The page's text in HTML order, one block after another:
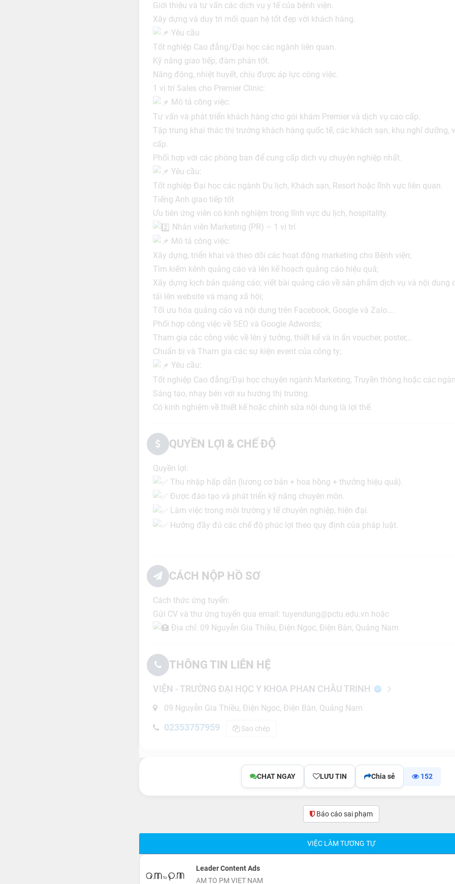
Giới thiệu và tư vấn các dịch vụ y tế của bệnh viện.
Xây dựng và duy trì mối quan hệ tốt đẹp với khách hàng.
Yêu cầu
Tốt nghiệp Cao đẳng/Đại học các ngành liên quan.
Kỹ năng giao tiếp, đàm phán tốt.
Năng động, nhiệt huyết, chịu được áp lực công việc.
1 vị trí Sales cho Premier Clinic:
Mô tả công việc:
Tư vấn và phát triển khách hàng cho gói khám Premier và dịch vụ cao cấp.
Tập trung khai thác thị trường khách hàng quốc tế, các khách sạn, khu nghỉ dưỡng,
cấp.
Phối hợp với các phòng ban để cung cấp dịch vụ chuyên nghiệp nhất.
Yêu cầu:
Tốt nghiệp Đại học các ngành Du lịch, Khách sạn, Resort hoặc lĩnh vực liên quan.
Tiếng Anh giao tiếp tốt
Ưu tiên ứng viên có kinh nghiệm trong lĩnh vực du lịch, hospitality.
Nhân viên Marketing (PR) – 1 vị trí
Mô tả công việc:
Xây dựng, triển khai và theo dõi các hoạt động marketing cho Bệnh viện;
Tìm kiếm kênh quảng cáo và lên kế hoạch quảng cáo hiệu quả;
Xây dựng kịch bản quảng cáo; viết bài quảng cáo về sản phẩm dịch vụ và nội dung
tải lên website và mạng xã hội;
Tối ưu hóa quảng cáo và nội dung trên Facebook, Google và Zalo….
Phối hợp công việc về SEO và Google Adwords;
Tham gia các công việc về lên ý tưởng, thiết kế và in ấn voucher, poster,…
Chuẩn bị và Tham gia các sự kiện event của công ty;
Yêu cầu:
Tốt nghiệp Cao đẳng/Đại học chuyên ngành Marketing, Truyền thông hoặc các
Sáng tạo, nhạy bén với xu hướng thị trường.
Có kinh nghiệm về thiết kế hoặc chỉnh sửa nội dung là lợi thế.
QUYỀN LỢI & CHẾ ĐỘ
Quyền lợi:
Thu nhập hấp dẫn (lương cơ bản + hoa hồng + thưởng hiệu quả).
Được đào tạo và phát triển kỹ năng chuyên môn.
Làm việc trong môi trường y tế chuyên nghiệp, hiện đại.
Hưởng đầy đủ các chế độ phúc lợi theo quy định của pháp luật.
CÁCH NỘP HỒ SƠ
Cách thức ứng tuyển:
Gửi CV và thư ứng tuyển qua email: tuyendung@pctu.edu.vn hoặc
Địa chỉ: 09 Nguyễn Gia Thiều, Điện Ngọc, Điện Bàn, Quảng Nam
THÔNG TIN LIÊN HỆ
VIỆN - TRƯỜNG ĐẠI HỌC Y KHOA PHAN CHÂU TRINH
09 Nguyễn Gia Thiều, Điện Ngọc, Điện Bàn, Quảng Nam
02353757959 Sao chép
CHAT NGAY LƯU TIN Chia sẻ 152
Báo cáo sai phạm(0)
VIỆC LÀM TƯƠNG TỰ
Leader Content Ads
AM TO PM VIET NAM